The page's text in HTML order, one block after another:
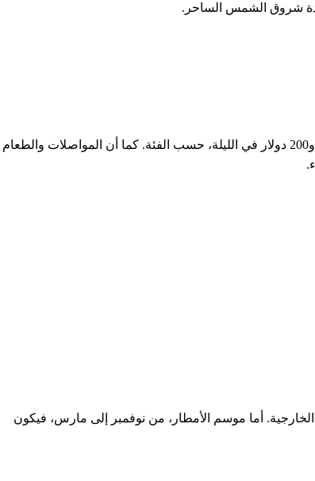
شروق الشمس الساحر.
تُعد تكلفة السياحة في بالي مناسبة مقارنةً بوجهات عالمية أخرى. تتراوح أسعار الفنادق بين 20 و200 دولار في الليلة، حسب الفئة. كما أن المواصلات والطعام
أما موسم الأمطار، من نوفمبر إلى مارس، فيكون